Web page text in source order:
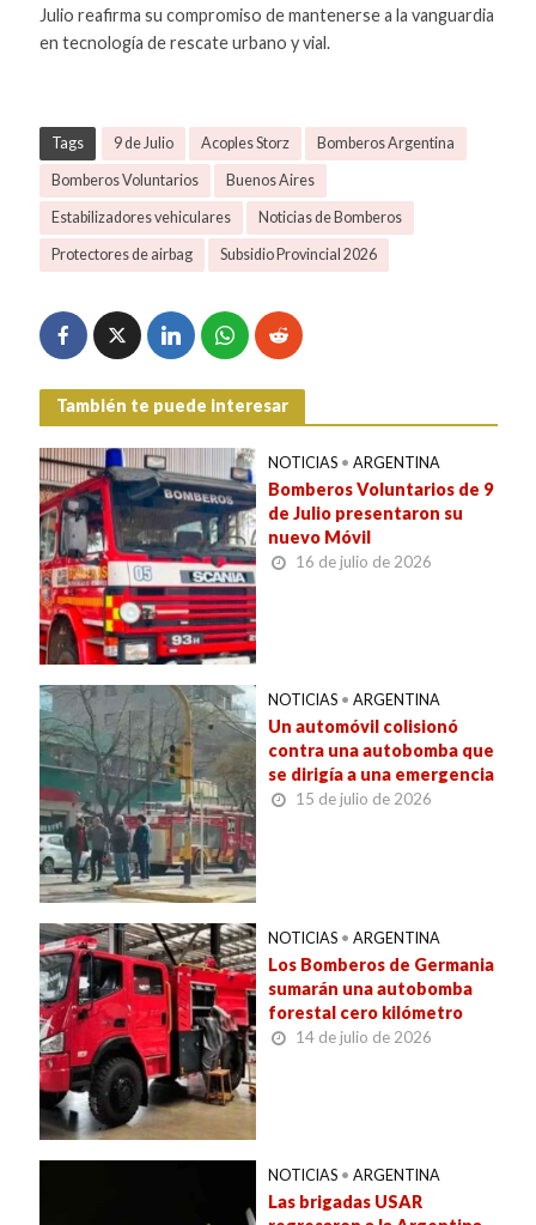
Julio reafirma su compromiso de mantenerse a la vanguardia
en tecnología de rescate urbano y vial.
Tags 9 de Julio Acoples Storz Bomberos Argentina
Bomberos Voluntarios Buenos Aires
Estabilizadores vehiculares Noticias de Bomberos
Protectores de airbag Subsidio Provincial 2026
También te puede interesar
NOTICIAS • ARGENTINA
Bomberos Voluntarios de 9
de Julio presentaron su
nuevo Móvil
16 de julio de 2026
NOTICIAS • ARGENTINA
Un automóvil colisionó
contra una autobomba que
se dirigía a una emergencia
15 de julio de 2026
NOTICIAS • ARGENTINA
Los Bomberos de Germania
sumarán una autobomba
forestal cero kilómetro
14 de julio de 2026
NOTICIAS • ARGENTINA
Las brigadas USAR